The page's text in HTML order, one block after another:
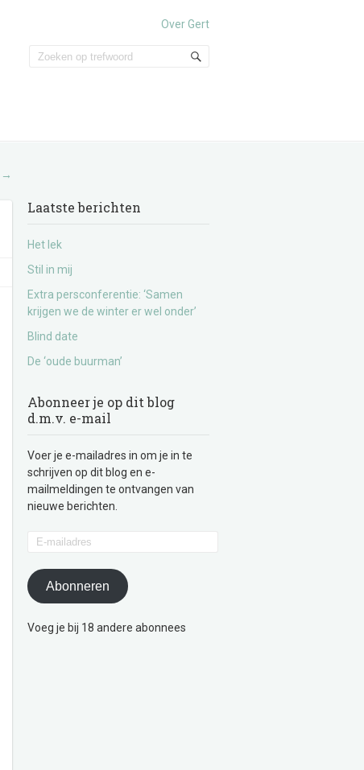
Over Gert
→
Laatste berichten
Het lek
Stil in mij
Extra persconferentie: ‘Samen
krijgen we de winter er wel onder’
Blind date
De ‘oude buurman’
Abonneer je op dit blog
d.m.v. e-mail
Voer je e-mailadres in om je in te
schrijven op dit blog en e-
mailmeldingen te ontvangen van
nieuwe berichten.
Abonneren
Voeg je bij 18 andere abonnees